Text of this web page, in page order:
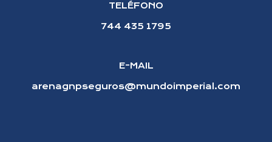
TELÉFONO
744 435 1795
E-MAIL
arenagnpseguros@mundoimperial.com